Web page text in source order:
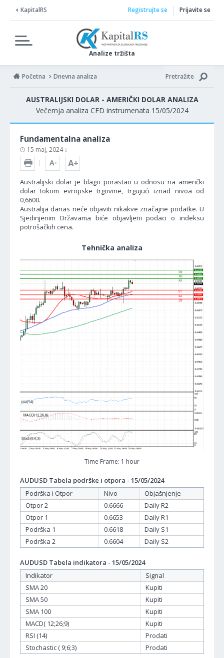
KapitalRS
Analize tržišta
Registrujte se Prijavite se
Početna Dnevna analiza Pretražite
AUSTRALIJSKI DOLAR - AMERIČKI DOLAR ANALIZA
Večernja analiza CFD instrumenata 15/05/2024
Fundamentalna analiza
15 maj, 2024
Australijski dolar je blago porastao u odnosu na američki
dolar tokom evropske trgovine, trgujući iznad nivoa od
0,6600.
Australija danas neće objaviti nikakve značajne podatke. U
Sjedinjenim Državama biće objavljeni podaci o indeksu
potrošačkih cena.
Tehnička analiza
Time Frame: 1 hour
AUDUSD Tabela podrške i otpora - 15/05/2024
Podrška i Otpor
Nivo
Objašnjenje
Otpor 2
0.6666
Daily R2
Otpor 1
0.6653
Daily R1
Podrška 1
0.6618
Daily S1
Podrška 2
0.6604 Daily S2
AUDUSD Tabela indikatora - 15/05/2024
Indikator
Signal
SMA 20
Kupiti
SMA 50
Kupiti
SMA 100
Kupiti
MACD( 12;26;9)
Kupiti
RSI (14)
Prodati
Stochastic ( 9;6;3)
Prodati